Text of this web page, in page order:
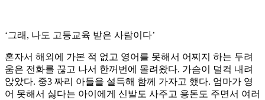
‘그래, 나도 고등교육 받은 사람이다’
혼자서 해외에 가본 적 없고 영어를 못해서 어찌지 하는 두려
움은 전화를 끊고 나서 한꺼번에 몰려왔다. 가슴이 덜컥 내려
앉았다. 중3 짜리 아들을 설득해 함께 가자고 했다. 엄마가 영
어 못해서 싫다는 아이에게 신발도 사주고 용돈도 주면서 여러